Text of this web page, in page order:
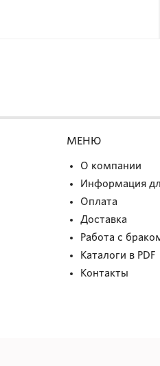
МЕНЮ
О компании
Информация
Оплата
Доставка
Работа с
Каталоги в PDF
Контакты